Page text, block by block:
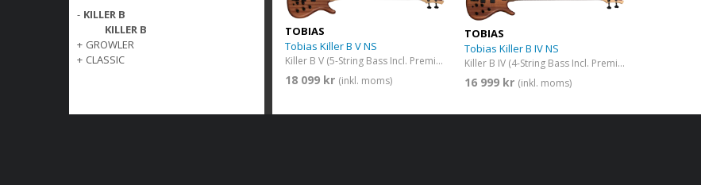
- KILLER B
KILLER B
+ GROWLER
+ CLASSIC
TOBIAS
Tobias Killer B V NS
Killer B V (5-String Bass Incl. Premium Gig Bag) Satin Natural
18 099 kr (inkl. moms)
TOBIAS
Tobias Killer B IV NS
Killer B IV (4-String Bass Incl. Premium Gig Bag) Satin Natural
16 999 kr (inkl. moms)